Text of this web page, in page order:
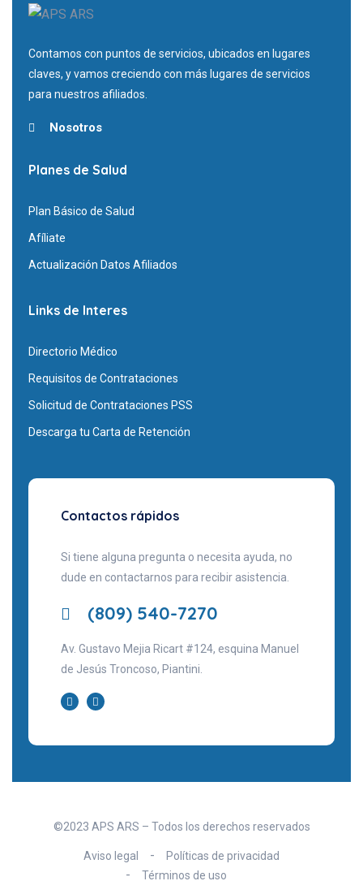
Contamos con puntos de servicios, ubicados en lugares
claves, y vamos creciendo con más lugares de servicios
para nuestros afiliados.
Nosotros
Planes de Salud
Plan Básico de Salud
Afíliate
Actualización Datos Afiliados
Links de Interes
Directorio Médico
Requisitos de Contrataciones
Solicitud de Contrataciones PSS
Descarga tu Carta de Retención
Contactos rápidos
Si tiene alguna pregunta o necesita ayuda, no
dude en contactarnos para recibir asistencia.
(809) 540-7270
Av. Gustavo Mejia Ricart #124, esquina Manuel
de Jesús Troncoso, Piantini.
©2023 APS ARS – Todos los derechos reservados
Aviso legal
Políticas de privacidad
Términos de uso